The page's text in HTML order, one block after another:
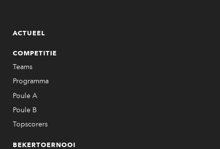
ACTUEEL
COMPETITIE
Teams
Programma
Poule A
Poule B
Topscorers
BEKERTOERNOOI